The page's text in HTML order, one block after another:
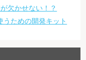
欠かせない！？
うための開発キット